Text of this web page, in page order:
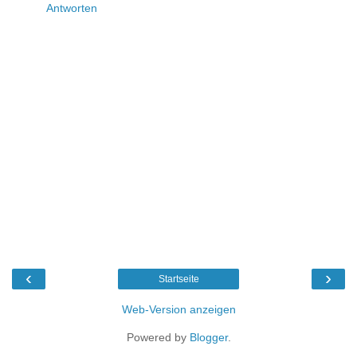
Antworten
‹ ›
Startseite
Web-Version anzeigen
Powered by Blogger.